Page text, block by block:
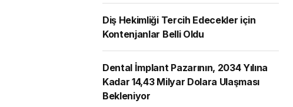
Diş Hekimliği Tercih Edecekler için
Kontenjanlar Belli Oldu
Dental İmplant Pazarının, 2034 Yılına
Kadar 14,43 Milyar Dolara Ulaşması
Bekleniyor